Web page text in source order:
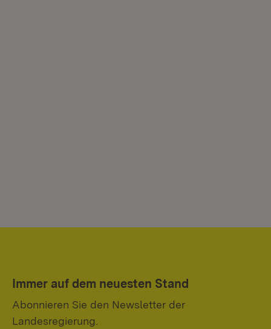
Immer auf dem neuesten Stand
Abonnieren Sie den Newsletter der
Landesregierung.